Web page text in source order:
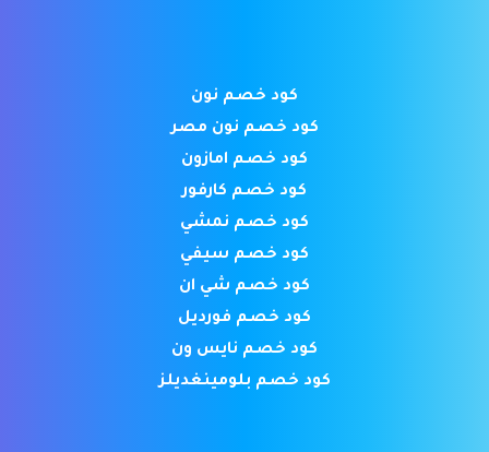
كود خصم نون
كود خصم نون مصر
كود خصم امازون
كود خصم كارفور
كود خصم نمشي
كود خصم سيفي
كود خصم شي ان
كود خصم فورديل
كود خصم نايس ون
كود خصم بلومينغديلز